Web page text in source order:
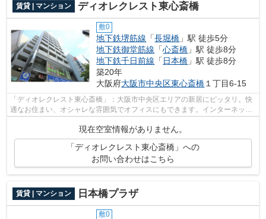
賃貸 | マンション ディオレクレスト東心斎橋
敷0
地下鉄堺筋線 「長堀橋 」駅 徒歩5分
地下鉄御堂筋線 「心斎橋 」駅 徒歩8分
地下鉄千日前線 「 日本橋 」駅 徒歩8分
築20年
大阪府大阪市中央区東心斎橋 １丁目6-15
「ディオレクレスト東心斎橋」：大阪市中央区エリアの新居にピッタリ。快
適なお住まい、オシャレな雰囲気でオフィスにもできます。インターネット
現在空室情報がありません。
「ディオレクレスト東心斎橋」への
お問い合わせはこちら
賃貸 | マンション 日本橋プラザ
敷0